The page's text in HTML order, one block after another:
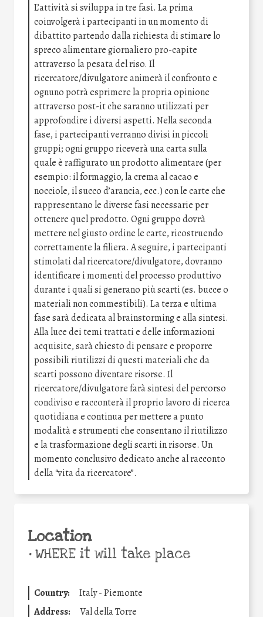
L’attività si sviluppa in tre fasi. La prima
coinvolgerà i partecipanti in un momento di
dibattito partendo dalla richiesta di stimare lo
spreco alimentare giornaliero pro-capite
attraverso la pesata del riso. Il
ricercatore/divulgatore animerà il confronto e
ognuno potrà esprimere la propria opinione
attraverso post-it che saranno utilizzati per
approfondire i diversi aspetti. Nella seconda
fase, i partecipanti verranno divisi in piccoli
gruppi; ogni gruppo riceverà una carta sulla
quale è raffigurato un prodotto alimentare (per
esempio: il formaggio, la crema al cacao e
nocciole, il succo d’arancia, ecc.) con le carte che
rappresentano le diverse fasi necessarie per
ottenere quel prodotto. Ogni gruppo dovrà
mettere nel giusto ordine le carte, ricostruendo
correttamente la filiera. A seguire, i partecipanti
stimolati dal ricercatore/divulgatore, dovranno
identificare i momenti del processo produttivo
durante i quali si generano più scarti (es. bucce o
materiali non commestibili). La terza e ultima
fase sarà dedicata al brainstorming e alla sintesi.
Alla luce dei temi trattati e delle informazioni
acquisite, sarà chiesto di pensare e proporre
possibili riutilizzi di questi materiali che da
scarti possono diventare risorse. Il
ricercatore/divulgatore farà sintesi del percorso
condiviso e racconterà il proprio lavoro di ricerca
quotidiana e continua per mettere a punto
modalità e strumenti che consentano il riutilizzo
e la trasformazione degli scarti in risorse. Un
momento conclusivo dedicato anche al racconto
della “vita da ricercatore”.
Location
•WHERE it will take place
Country:
Italy - Piemonte
Address:
Val della Torre